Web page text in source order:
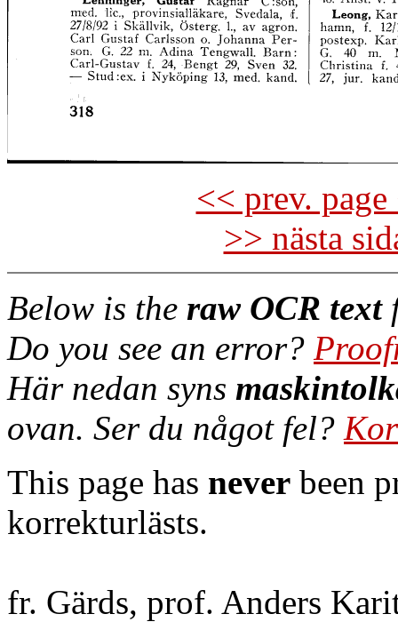
<< prev.
>> nästa
Below is the raw OCR text
Do you see an error?
Här nedan syns
ovan. Ser du något fel?
This page has never been
korrekturlästs.
fr. Gärds, prof. Anders